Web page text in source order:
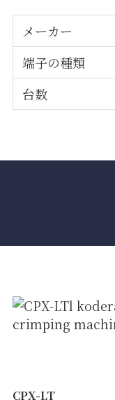
メーカー
端子の種類
台数
CPX-LT